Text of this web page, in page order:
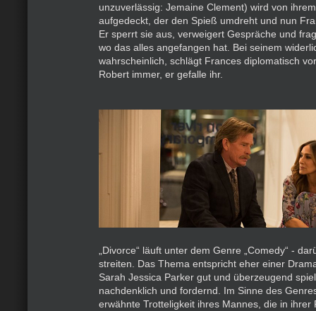
unzuverlässig: Jemaine Clement) wird von
aufgedeckt, der den Spieß umdreht und nun
Er sperrt sie aus, verweigert Gespräche und
wo das alles angefangen hat. Bei seinem
wahrscheinlich, schlägt Frances diplomatisch
Robert immer, er gefalle ihr.
„Divorce“ läuft unter dem Genre „Comedy“ -
streiten. Das Thema entspricht eher einer
Sarah Jessica Parker gut und überzeugend
nachdenklich und fordernd. Im Sinne des
erwähnte Trotteligkeit ihres Mannes, die in ihrer